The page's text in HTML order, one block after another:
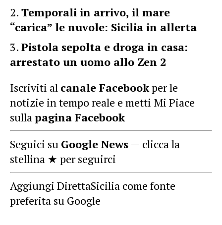
Temporali in arrivo, il mare
“carica” le nuvole: Sicilia in allerta
Pistola sepolta e droga in casa:
arrestato un uomo allo Zen 2
Iscriviti al canale Facebookper le
notizie in tempo reale e metti Mi Piace
sullapagina Facebook
Seguici su Google News — clicca la
stellina ★ per seguirci
Aggiungi DirettaSicilia come fonte
preferita su Google